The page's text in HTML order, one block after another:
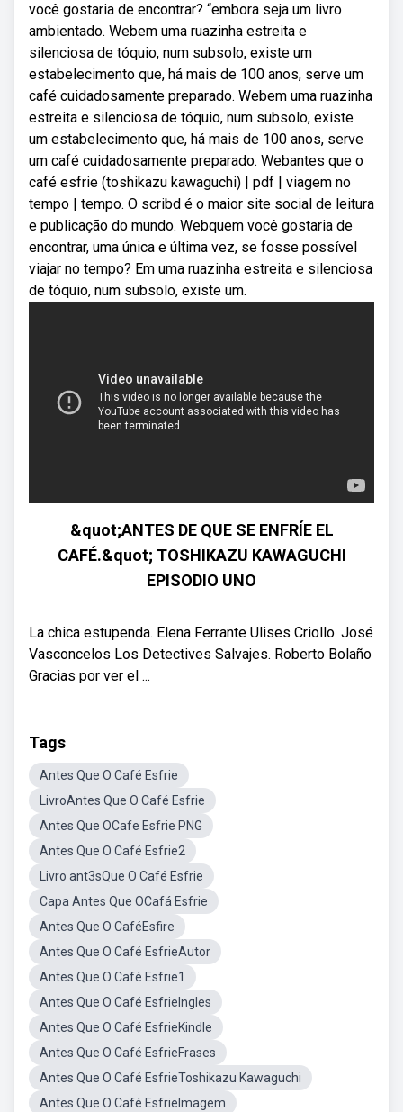
você gostaria de encontrar? “embora seja um livro
ambientado. Webem uma ruazinha estreita e
silenciosa de tóquio, num subsolo, existe um
estabelecimento que, há mais de 100 anos, serve um
café cuidadosamente preparado. Webem uma ruazinha
estreita e silenciosa de tóquio, num subsolo, existe
um estabelecimento que, há mais de 100 anos, serve
um café cuidadosamente preparado. Webantes que o
café esfrie (toshikazu kawaguchi) | pdf | viagem no
tempo | tempo. O scribd é o maior site social de leitura
e publicação do mundo. Webquem você gostaria de
encontrar, uma única e última vez, se fosse possível
viajar no tempo? Em uma ruazinha estreita e silenciosa
de tóquio, num subsolo, existe um.
&quot;ANTES DE QUE SE ENFRÍE EL
CAFÉ.&quot; TOSHIKAZU KAWAGUCHI
EPISODIO UNO
La chica estupenda. Elena Ferrante Ulises Criollo. José
Vasconcelos Los Detectives Salvajes. Roberto Bolaño
Gracias por ver el ...
Tags
Antes Que O Café Esfrie
LivroAntes Que O Café Esfrie
Antes Que OCafe Esfrie PNG
Antes Que O Café Esfrie2
Livro ant3sQue O Café Esfrie
Capa Antes Que OCafá Esfrie
Antes Que O CaféEsfire
Antes Que O Café EsfrieAutor
Antes Que O Café Esfrie1
Antes Que O Café EsfrieIngles
Antes Que O Café EsfrieKindle
Antes Que O Café EsfrieFrases
Antes Que O Café EsfrieToshikazu Kawaguchi
Antes Que O Café EsfrieImagem